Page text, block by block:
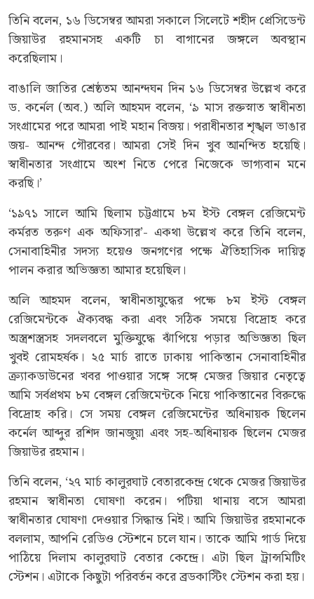
তিনি বলেন, ১৬ ডিসেম্বর আমরা সকালে সিলেটে শহীদ প্রেসিডেন্ট
জিয়াউর রহমানসহ একটি চা বাগানের জঙ্গলে অবস্থান
করেছিলাম।
বাঙালি জাতির শ্রেষ্ঠতম আনন্দঘন দিন ১৬ ডিসেম্বর উল্লেখ করে
ড. কর্নেল (অব.) অলি আহমদ বলেন, ‘৯ মাস রক্তস্নাত স্বাধীনতা
সংগ্রামের পরে আমরা পাই মহান বিজয়। পরাধীনতার শৃঙ্খল ভাঙার
জয়- আনন্দ গৌরবের। আমরা সেই দিন খুব আনন্দিত হয়েছি।
স্বাধীনতার সংগ্রামে অংশ নিতে পেরে নিজেকে ভাগ্যবান মনে
করছি।’
‘১৯৭১ সালে আমি ছিলাম চট্টগ্রামে ৮ম ইস্ট বেঙ্গল রেজিমেন্ট
কর্মরত তরুণ এক অফিসার’- একথা উল্লেখ করে তিনি বলেন,
সেনাবাহিনীর সদস্য হয়েও জনগণের পক্ষে ঐতিহাসিক দায়িত্ব
পালন করার অভিজ্ঞতা আমার হয়েছিল।
অলি আহমদ বলেন, স্বাধীনতাযুদ্ধের পক্ষে ৮ম ইস্ট বেঙ্গল
রেজিমেন্টকে ঐক্যবদ্ধ করা এবং সঠিক সময়ে বিদ্রোহ করে
অস্ত্রশস্ত্রসহ সদলবলে মুক্তিযুদ্ধে ঝাঁপিয়ে পড়ার অভিজ্ঞতা ছিল
খুবই রোমহর্ষক। ২৫ মার্চ রাতে ঢাকায় পাকিস্তান সেনাবাহিনীর
ক্র্যাকডাউনের খবর পাওয়ার সঙ্গে সঙ্গে মেজর জিয়ার নেতৃত্বে
আমি সর্বপ্রথম ৮ম বেঙ্গল রেজিমেন্টকে নিয়ে পাকিস্তানের বিরুদ্ধে
বিদ্রোহ করি। সে সময় বেঙ্গল রেজিমেন্টের অধিনায়ক ছিলেন
কর্নেল আব্দুর রশিদ জানজুয়া এবং সহ-অধিনায়ক ছিলেন মেজর
জিয়াউর রহমান।
তিনি বলেন, ‘২৭ মার্চ কালুরঘাট বেতারকেন্দ্র থেকে মেজর জিয়াউর
রহমান স্বাধীনতা ঘোষণা করেন। পটিয়া থানায় বসে আমরা
স্বাধীনতার ঘোষণা দেওয়ার সিদ্ধান্ত নিই। আমি জিয়াউর রহমানকে
বললাম, আপনি রেডিও স্টেশনে চলে যান। তাকে আমি গার্ড দিয়ে
পাঠিয়ে দিলাম কালুরঘাট বেতার কেন্দ্রে। এটা ছিল ট্রান্সমিটিং
স্টেশন। এটাকে কিছুটা পরিবর্তন করে ব্রডকাস্টিং স্টেশন করা হয়।